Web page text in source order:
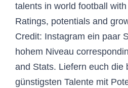
talents in world football
Ratings, potentials and
Credit: Instagram ein paar
hohem Niveau
and Stats. Liefern euch die
günstigsten Talente mit